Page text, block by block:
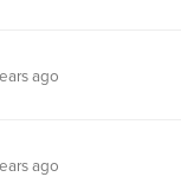
ago
ago